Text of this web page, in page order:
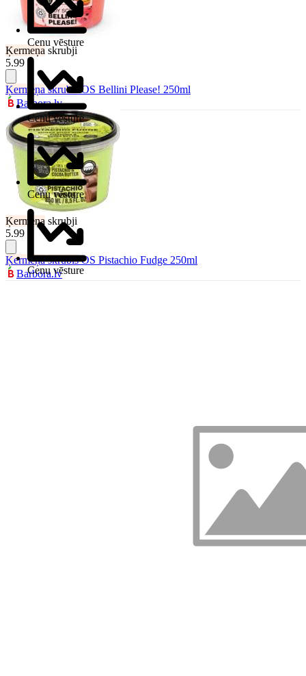
Ķermeņa skrubji
5.99 €
Ķermeņa skrubis
OS Bellini Please! 250ml
Barbora.lv
Ķermeņa skrubji
5.99 €
Ķermeņa skrubisOS Pistachio Fudge 250ml
Barbora.lv
Cenu vēsture
Cenu vēsture
Cenu vēsture
Cenu vēsture